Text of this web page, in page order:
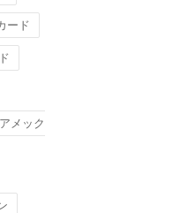
ード
メック